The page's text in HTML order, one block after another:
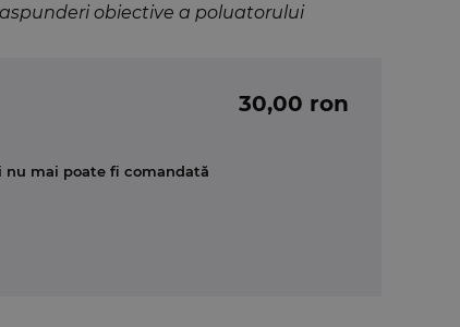
obiective a poluatorului
30,00 ron
nu mai poate fi comandată